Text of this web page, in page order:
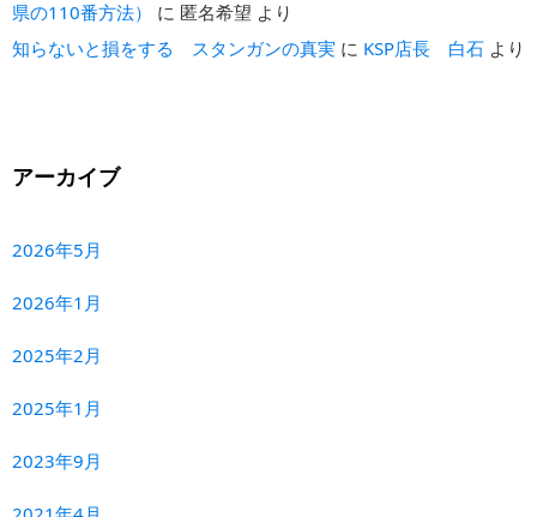
県の110番方法）
に 匿名希望 より
知らないと損をする スタンガンの真実 に KSP店長 白石 より
アーカイブ
2026年5月
2026年1月
2025年2月
2025年1月
2023年9月